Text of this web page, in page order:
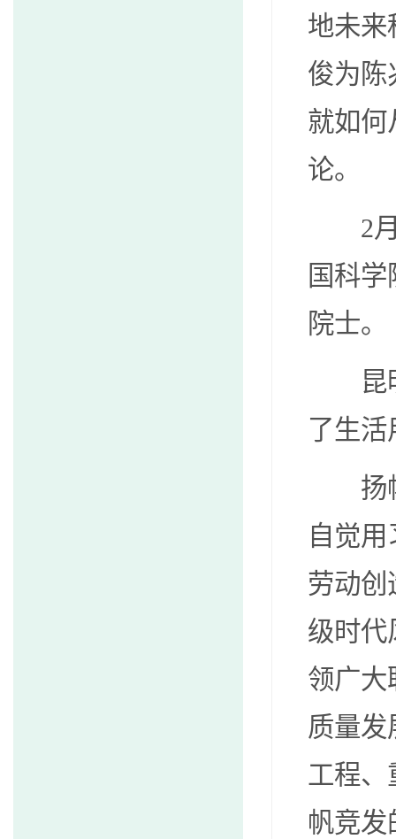
地未来
俊为陈
就如何
论。
2
国科
院士。
了生
扬
自觉
劳动创
级时代
领广大
质量发
工程、
帆竞发